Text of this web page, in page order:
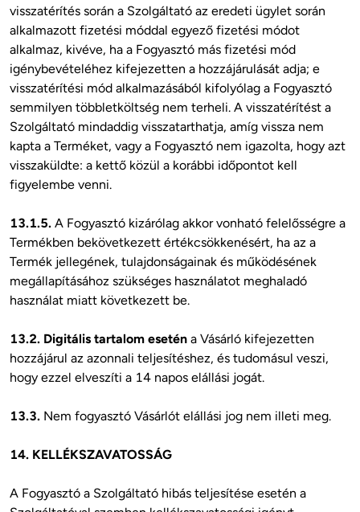
visszatérítés során a Szolgáltató az eredeti ügylet során
alkalmazott fizetési móddal egyező fizetési módot
alkalmaz, kivéve, ha a Fogyasztó más fizetési mód
igénybevételéhez kifejezetten a hozzájárulását adja; e
visszatérítési mód alkalmazásából kifolyólag a Fogyasztó
semmilyen többletköltség nem terheli. A visszatérítést a
Szolgáltató mindaddig visszatarthatja, amíg vissza nem
kapta a Terméket, vagy a Fogyasztó nem igazolta, hogy azt
visszaküldte: a kettő közül a korábbi időpontot kell
figyelembe venni.
13.1.5. A Fogyasztó kizárólag akkor vonható felelősségre a
Termékben bekövetkezett értékcsökkenésért, ha az a
Termék jellegének, tulajdonságainak és működésének
megállapításához szükséges használatot meghaladó
használat miatt következett be.
13.2. Digitális tartalom esetén a Vásárló kifejezetten
hozzájárul az azonnali teljesítéshez, és tudomásul veszi,
hogy ezzel elveszíti a 14 napos elállási jogát.
13.3. Nem fogyasztó Vásárlót elállási jog nem illeti meg.
14. KELLÉKSZAVATOSSÁG
A Fogyasztó a Szolgáltató hibás teljesítése esetén a